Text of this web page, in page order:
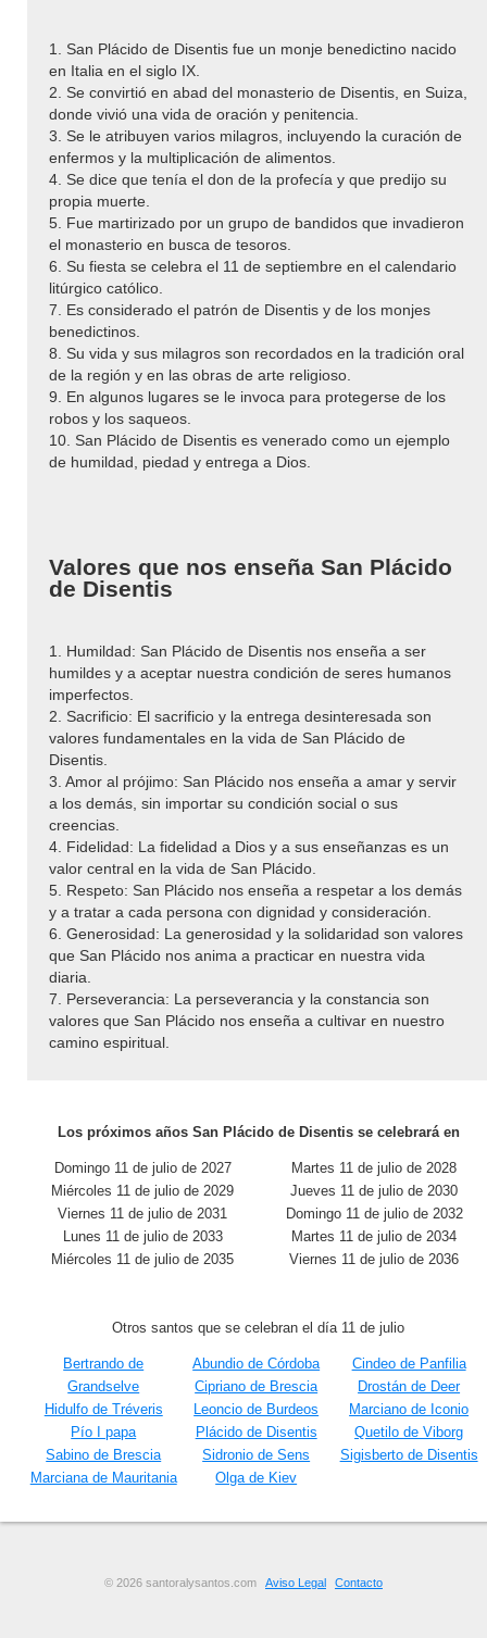
1. San Plácido de Disentis fue un monje benedictino nacido
en Italia en el siglo IX.
2. Se convirtió en abad del monasterio de Disentis, en Suiza,
donde vivió una vida de oración y penitencia.
3. Se le atribuyen varios milagros, incluyendo la curación de
enfermos y la multiplicación de alimentos.
4. Se dice que tenía el don de la profecía y que predijo su
propia muerte.
5. Fue martirizado por un grupo de bandidos que invadieron
el monasterio en busca de tesoros.
6. Su fiesta se celebra el 11 de septiembre en el calendario
litúrgico católico.
7. Es considerado el patrón de Disentis y de los monjes
benedictinos.
8. Su vida y sus milagros son recordados en la tradición oral
de la región y en las obras de arte religioso.
9. En algunos lugares se le invoca para protegerse de los
robos y los saqueos.
10. San Plácido de Disentis es venerado como un ejemplo
de humildad, piedad y entrega a Dios.
Valores que nos enseña San Plácido
de Disentis
1. Humildad: San Plácido de Disentis nos enseña a ser
humildes y a aceptar nuestra condición de seres humanos
imperfectos.
2. Sacrificio: El sacrificio y la entrega desinteresada son
valores fundamentales en la vida de San Plácido de
Disentis.
3. Amor al prójimo: San Plácido nos enseña a amar y servir
a los demás, sin importar su condición social o sus
creencias.
4. Fidelidad: La fidelidad a Dios y a sus enseñanzas es un
valor central en la vida de San Plácido.
5. Respeto: San Plácido nos enseña a respetar a los demás
y a tratar a cada persona con dignidad y consideración.
6. Generosidad: La generosidad y la solidaridad son valores
que San Plácido nos anima a practicar en nuestra vida
diaria.
7. Perseverancia: La perseverancia y la constancia son
valores que San Plácido nos enseña a cultivar en nuestro
camino espiritual.
Los próximos años San Plácido de Disentis se celebrará en
Domingo 11 de julio de 2027
Martes 11 de julio de 2028
Miércoles 11 de julio de 2029
Jueves 11 de julio de 2030
Viernes 11 de julio de 2031
Domingo 11 de julio de 2032
Lunes 11 de julio de 2033
Martes 11 de julio de 2034
Miércoles 11 de julio de 2035
Viernes 11 de julio de 2036
Otros santos que se celebran el día 11 de julio
Bertrando de
Grandselve
Abundio de Córdoba
Cindeo de Panfilia
Cipriano de Brescia
Drostán de Deer
Hidulfo de Tréveris
Leoncio de Burdeos
Marciano de Iconio
Pío I papa
Plácido de Disentis
Quetilo de Viborg
Sabino de Brescia
Sidronio de Sens
Sigisberto de Disentis
Marciana de Mauritania
Olga de Kiev
© 2026 santoralysantos.com Aviso Legal Contacto